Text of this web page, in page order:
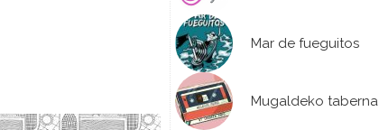
Mar de fueguitos
Mugaldeko taberna